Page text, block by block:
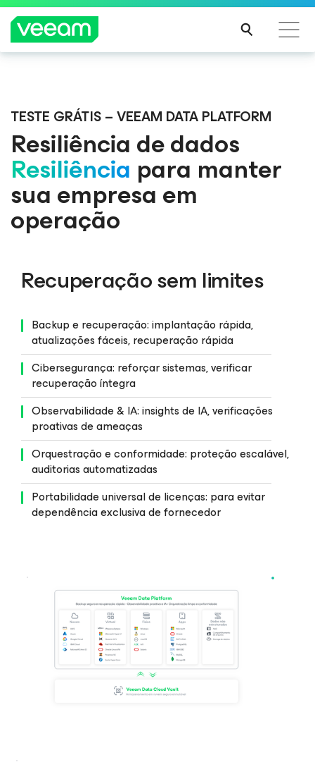
pela atualização de conteúdo da CrowdStrike
LEIA
MAIS
plataforma. Controle total.
EXPLORE AGORA
TESTE GRÁTIS – VEEAM DATA PLATFORM
Resiliência de dados
Resiliência para manter
sua empresa em
operação
Recuperação sem limites
Backup e recuperação: implantação rápida,
atualizações fáceis, recuperação rápida
Cibersegurança: reforçar sistemas, verificar
recuperação íntegra
Observabilidade & IA: insights de IA, verificações
proativas de ameaças
Orquestração e conformidade: proteção escalável,
auditorias automatizadas
Portabilidade universal de licenças: para evitar
dependência exclusiva de fornecedor